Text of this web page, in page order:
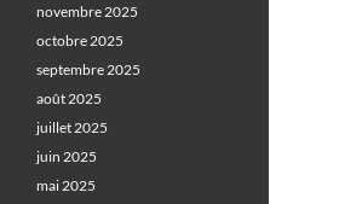
novembre 2025
octobre 2025
septembre 2025
août 2025
juillet 2025
juin 2025
mai 2025